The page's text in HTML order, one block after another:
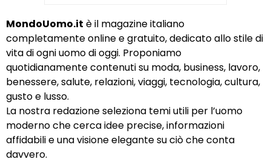
MondoUomo.it è il magazine italiano
completamente online e gratuito, dedicato allo stile di
vita di ogni uomo di oggi. Proponiamo
quotidianamente contenuti su moda, business, lavoro,
benessere, salute, relazioni, viaggi, tecnologia, cultura,
gusto e lusso.
La nostra redazione seleziona temi utili per l’uomo
moderno che cerca idee precise, informazioni
affidabili e una visione elegante su ciò che conta
davvero.